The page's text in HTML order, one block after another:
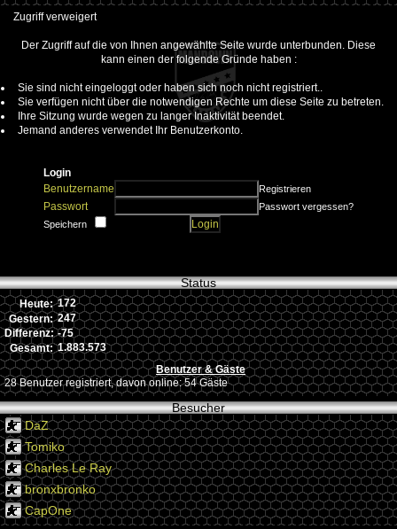
Zugriff verweigert
Der Zugriff auf die von Ihnen angewählte Seite wurde unterbunden. Diese
kann einen der folgende Gründe haben :
Sie sind nicht eingeloggt oder haben sich noch nicht registriert..
Sie verfügen nicht über die notwendigen Rechte um diese Seite zu betreten.
Ihre Sitzung wurde wegen zu langer Inaktivität beendet.
Jemand anderes verwendet Ihr Benutzerkonto.
Login
Benutzername
Registrieren
Passwort
Passwort vergessen?
Speichern
Status
Heute: 172
Gestern: 247
Differenz: -75
Gesamt: 1.883.573
Benutzer & Gäste
28 Benutzer registriert, davon online: 54 Gäste
Besucher
DaZ
Tomiko
Charles Le Ray
bronxbronko
CapOne